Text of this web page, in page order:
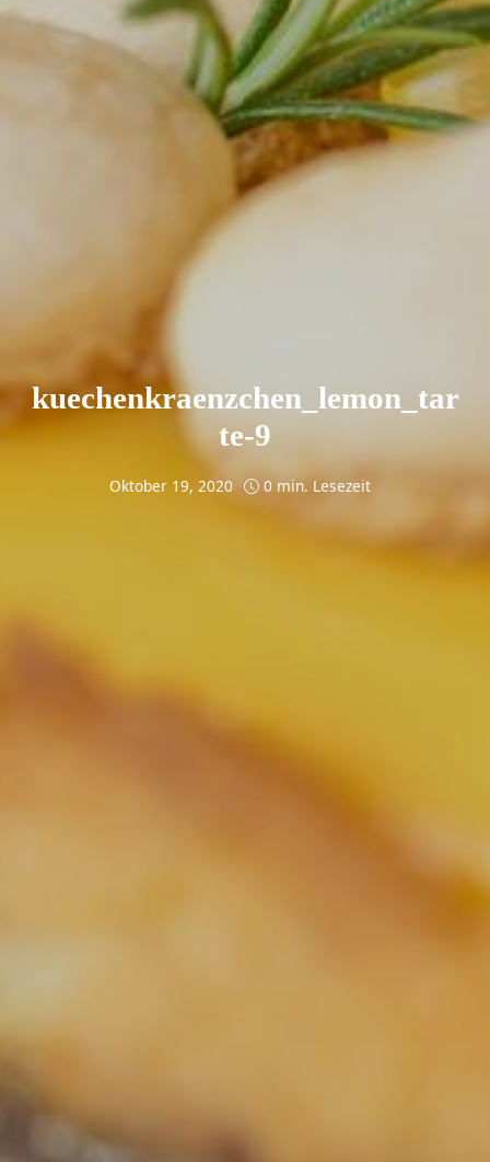
kuechenkraenzchen_lemon_tar
te-9
Oktober 19, 2020 0 min. Lesezeit